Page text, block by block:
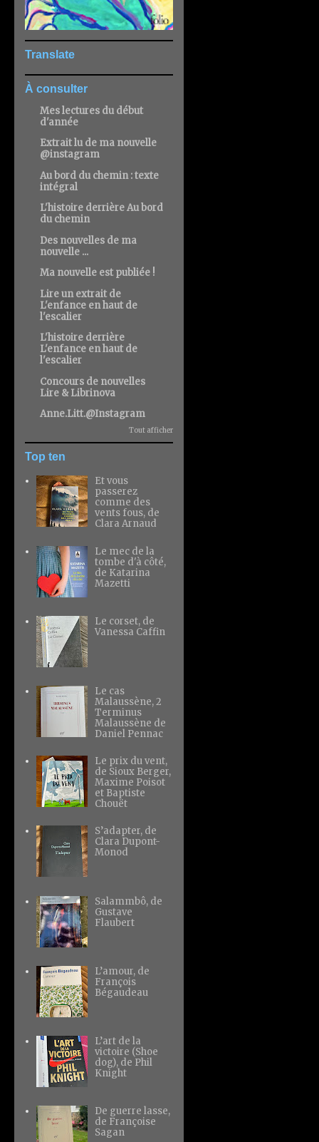
Translate
À consulter
Mes lectures du début
d'année
Extrait lu de ma nouvelle
@instagram
Au bord du chemin : texte
intégral
L'histoire derrière Au bord
du chemin
Des nouvelles de ma
nouvelle ...
Ma nouvelle est publiée !
Lire un extrait de
L'enfance en haut de
l'escalier
L'histoire derrière
L'enfance en haut de
l'escalier
Concours de nouvelles
Lire & Librinova
Anne.Litt.@Instagram
Tout afficher
Top ten
Et vous
passerez
comme des
vents fous, de
Clara Arnaud
Le mec de la
tombe d'à côté,
de Katarina
Mazetti
Le corset, de
Vanessa Caffin
Le cas
Malaussène, 2
Terminus
Malaussène de
Daniel Pennac
Le prix du vent,
de Sioux Berger,
Maxime Poisot
et Baptiste
Chouët
S’adapter, de
Clara Dupont-
Monod
Salammbô, de
Gustave
Flaubert
L’amour, de
François
Bégaudeau
L’art de la
victoire (Shoe
dog), de Phil
Knight
De guerre lasse,
de Françoise
Sagan